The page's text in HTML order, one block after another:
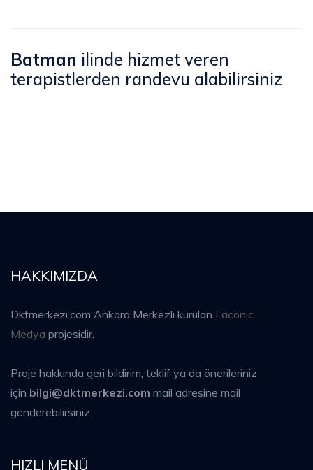
Batman ilinde hizmet veren
terapistlerden randevu alabilirsiniz
HAKKIMIZDA
Dktmerkezi.com Ankara Merkezli kurulan Laconic
Medya projesidir.
Proje hakkında geri bildirim, teklif ya da önerileriniz
için bilgi@dktmerkezi.com mail adresine mail
gönderebilirsiniz.
HIZLI MENÜ